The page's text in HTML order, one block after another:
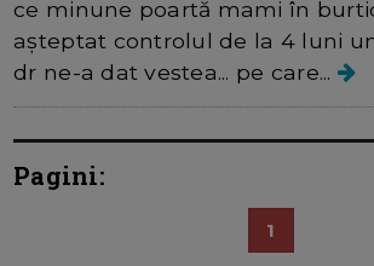
ce minune poartă mami în
așteptat controlul de la 4 luni
dr ne-a dat vestea... pe care...
Pagini:
1